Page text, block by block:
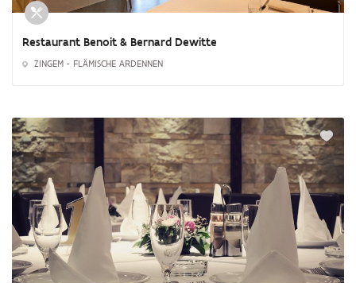
Restaurant Benoit & Bernard Dewitte
ZINGEM - FLÄMISCHE ARDENNEN